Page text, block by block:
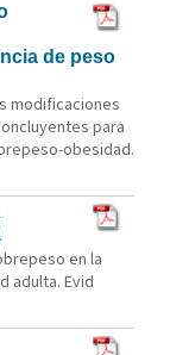
de peso
modificaciones
para
obesidad.
en la
adulta. Evid